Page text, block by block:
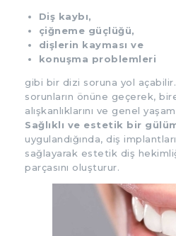
Diş kaybı,
çiğneme güçlüğü,
dişlerin kayması ve
konuşma problemleri
gibi bir dizi soruna yol
sorunların önüne geçerek,
alışkanlıklarını ve genel
Sağlıklı ve estetik bir
uygulandığında, diş
sağlayarak estetik diş
parçasını oluşturur.